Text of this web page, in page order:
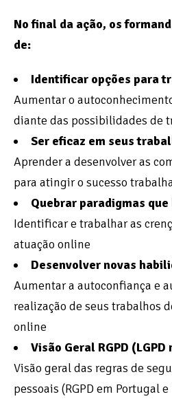
No final da ação, os
de:
Identificar opções para
Aumentar o
diante das possibilidades de
Ser eficaz em seus
Aprender a desenvolver as
para atingir o sucesso
Quebrar paradigmas
Identificar e trabalhar as
atuação online
Desenvolver novas
Aumentar a autoconfiança e
realização de seus trabalhos
online
Visão Geral RGPD
Visão geral das regras de
pessoais (RGPD em Portugal